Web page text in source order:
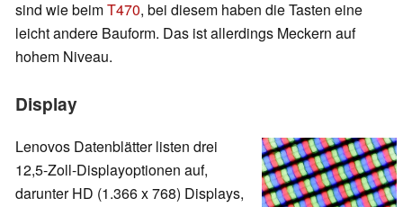
sind wie beimT470, bei diesem haben die Tasten eine
leicht andere Bauform. Das ist allerdings Meckern auf
hohem Niveau.
Display
Lenovos Datenblätter listen drei
12,5-Zoll-Displayoptionen auf,
darunter HD (1.366 x 768) Displays,